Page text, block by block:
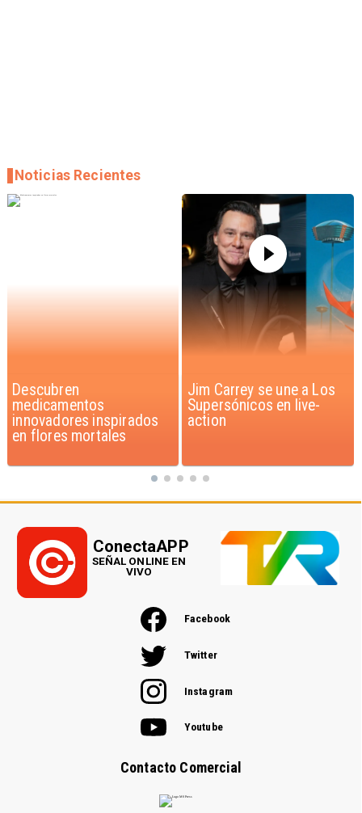
Jim Carrey se une a Los
Supersónicos en live-
action
Iaán: la historia de
superación que inspira a
Chile
Noticias Recientes
Facebook
Twitter
Instagram
Youtube
Contacto Comercial
ConectaAPP
SEÑAL ONLINE EN
VIVO